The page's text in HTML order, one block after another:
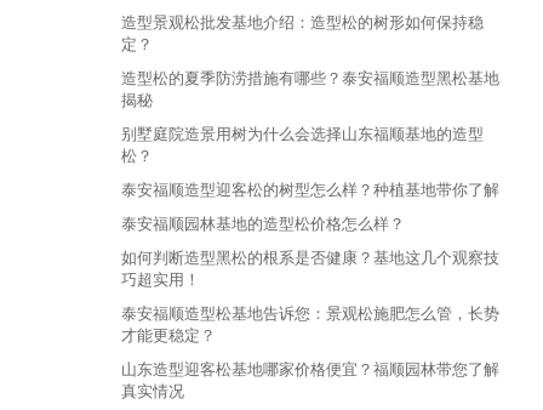
造型景观松批发基地介绍：造型松的树形如何保持稳
定？
造型松的夏季防涝措施有哪些？泰安福顺造型黑松基地
揭秘
别墅庭院造景用树为什么会选择山东福顺基地的造型
松？
泰安福顺造型迎客松的树型怎么样？种植基地带你了解
泰安福顺园林基地的造型松价格怎么样？
如何判断造型黑松的根系是否健康？基地这几个观察技
巧超实用！
泰安福顺造型松基地告诉您：景观松施肥怎么管，长势
才能更稳定？
山东造型迎客松基地哪家价格便宜？福顺园林带您了解
真实情况